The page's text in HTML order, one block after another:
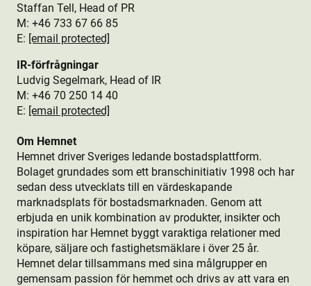
Staffan Tell, Head of PR
M: +46 733 67 66 85
E: [email protected]
IR-förfrågningar
Ludvig Segelmark, Head of IR
M: +46 70 250 14 40
E: [email protected]
Om Hemnet
Hemnet driver Sveriges ledande bostads­plattform.
Bolaget grundades som ett branschinitiativ 1998 och har
sedan dess utvecklats till en värdeskapande
marknadsplats för bostads­marknaden. Genom att
erbjuda en unik kombination av produkt­er, insikter och
inspiration har Hemnet byggt varaktiga relationer med
köpare, säljare och fastighetsmäklare i över 25 år.
Hemnet delar tillsammans med sina målgrupper en
gemensam passion för hemmet och drivs av att vara en